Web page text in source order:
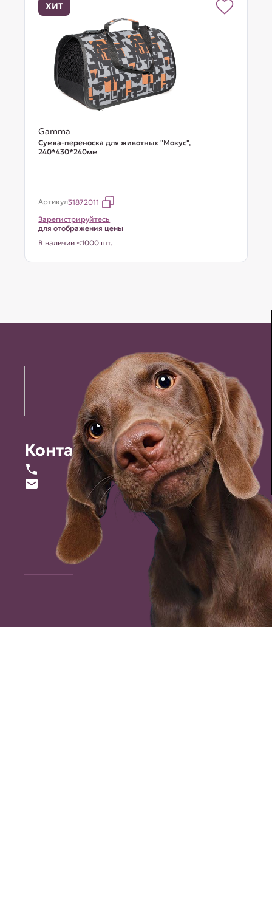
ХИТ
Gamma
Сумка-переноска для животных "Мокус",
240*430*240мм
Артикул31872011
Зарегистрируйтесь
для отображения цены
В наличии <1000 шт.
Контакты